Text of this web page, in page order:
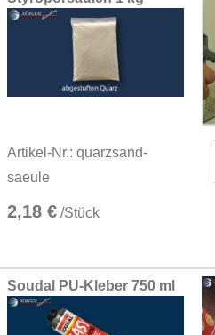
Artikel-Nr.: quarzsand-
saeule
2,18 € /Stück
Soudal PU-Kleber 750 ml